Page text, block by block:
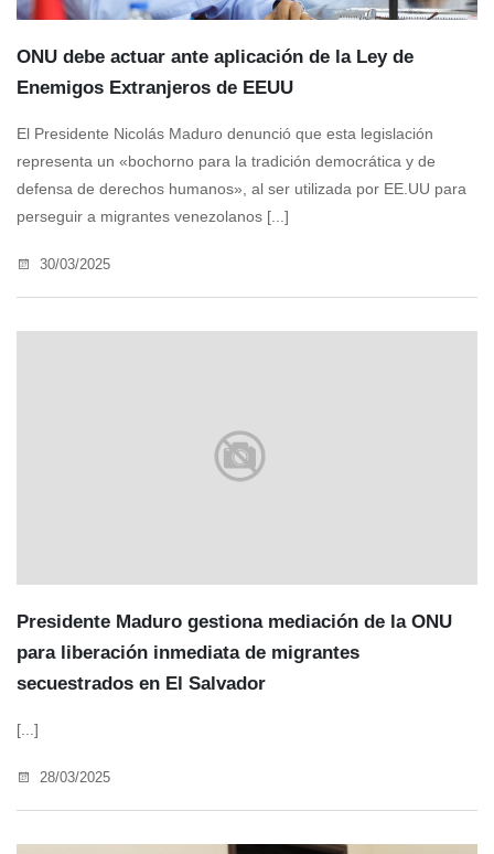
ONU debe actuar ante aplicación de la Ley de
Enemigos Extranjeros de EEUU
El Presidente Nicolás Maduro denunció que esta legislación
representa un «bochorno para la tradición democrática y de
defensa de derechos humanos», al ser utilizada por EE.UU para
perseguir a migrantes venezolanos [...]
30/03/2025
Presidente Maduro gestiona mediación de la ONU
para liberación inmediata de migrantes
secuestrados en El Salvador
[...]
28/03/2025